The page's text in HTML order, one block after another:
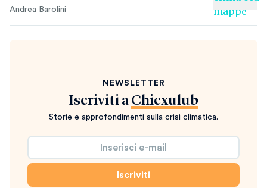
Andrea Barolini
NEWSLETTER
Iscriviti a Chicxulub
Storie e approfondimenti sulla crisi climatica.